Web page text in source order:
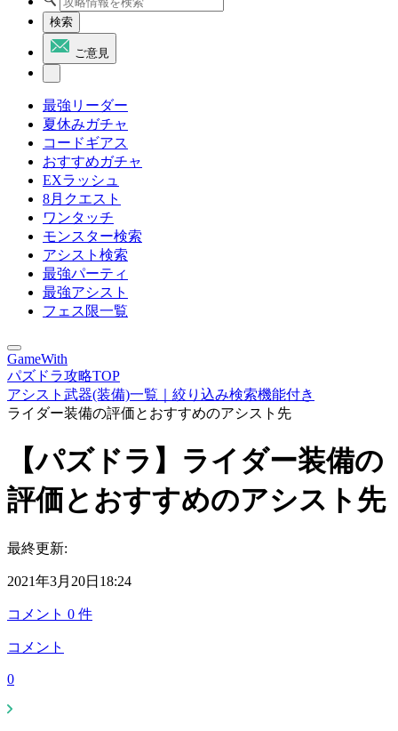
検索
ご意見
最強リーダー
夏休みガチャ
コードギアス
おすすめガチャ
EXラッシュ
8月クエスト
ワンタッチ
モンスター検索
アシスト検索
最強パーティ
最強アシスト
フェス限一覧
GameWith
パズドラ攻略TOP
アシスト武器(装備)一覧｜絞り込み検索機能付き
ライダー装備の評価とおすすめのアシスト先
【パズドラ】ライダー装備の
評価とおすすめのアシスト先
最終更新:
2021年3月20日18:24
コメント 0 件
コメント
0